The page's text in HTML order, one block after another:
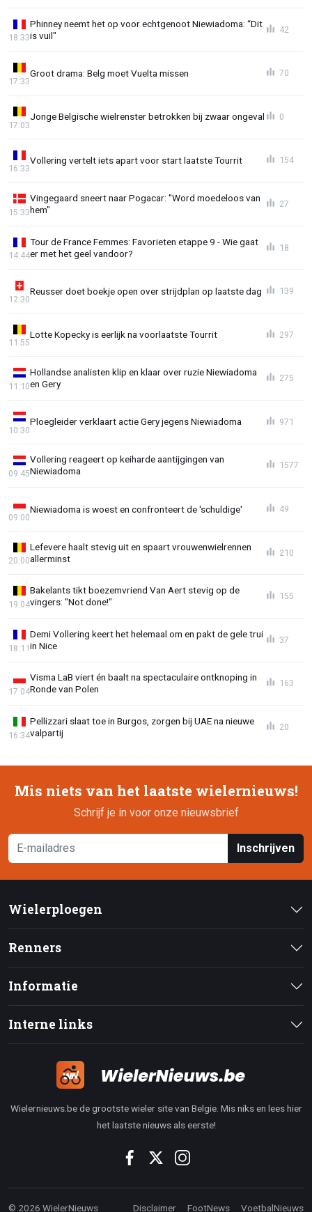
Phinney neemt het op voor echtgenoot Niewiadoma: “Dit
is vuil"
18:33
42
Groot drama: Belg moet Vuelta missen
17:33
70
Jonge Belgische wielrenster betrokken bij zwaar ongeval
17:03
0
Vollering vertelt iets apart voor start laatste Tourrit
16:33
154
Vingegaard sneert naar Pogacar: "Word moedeloos van
hem"
15:33
27
Tour de France Femmes: Favorieten etappe 9 - Wie gaat
er met het geel vandoor?
14:44
18
Reusser doet boekje open over strijdplan op laatste dag
12:30
139
Lotte Kopecky is eerlijk na voorlaatste Tourrit
11:55
297
Hollandse analisten klip en klaar over ruzie Niewiadoma
en Gery
11:10
275
Ploegleider verklaart actie Gery jegens Niewiadoma
10:30
971
Vollering reageert op keiharde aantijgingen van
Niewiadoma
09:45
1577
Niewiadoma is woest en confronteert de 'schuldige'
09:00
49
Lefevere haalt stevig uit en spaart vrouwenwielrennen
allerminst
20:00
210
Bakelants tikt boezemvriend Van Aert stevig op de
vingers: "Not done!"
19:04
155
Demi Vollering keert het helemaal om en pakt de gele trui
in Nice
18:11
37
Visma LaB viert én baalt na spectaculaire ontknoping in
Ronde van Polen
17:04
163
Pellizzari slaat toe in Burgos, zorgen bij UAE na nieuwe
valpartij
16:34
20
Mis niets van het laatste wielernieuws!
Schrijf je in voor onze nieuwsbrief
Inschrijven
Wielerploegen
Renners
Informatie
Interne links
Wielernieuws.be de grootste wieler site van Belgie. Mis niks en lees hier
het laatste nieuws als eerste!
© 2026 WielerNieuws Disclaimer FootNews VoetbalNieuws